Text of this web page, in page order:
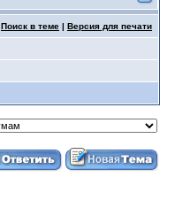
Поиск в теме | Версия для печати